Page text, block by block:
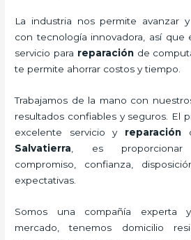
La industria nos permite avanzar
con tecnología innovadora, así que
servicio para reparaciónde
te permite ahorrar costos y tiempo.
Trabajamos de la mano con
resultados confiables y seguros. El
excelente servicio y reparación
Salvatierra , es proporcionar
compromiso, confianza,
expectativas.
Somos una compañía experta
mercado, tenemos domicilio